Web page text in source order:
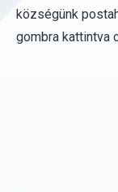
községünk
gombra kattintva